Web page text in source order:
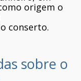
origem o
conserto.
sobre o